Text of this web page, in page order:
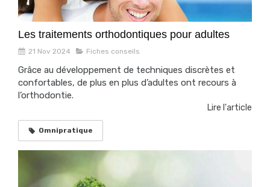
Les traitements orthodontiques pour adultes
21 Nov 2024 Fiches conseils
Grâce au développement de techniques discrètes et
confortables, de plus en plus d’adultes ont recours à
l’orthodontie.
Lire l'article
Omnipratique